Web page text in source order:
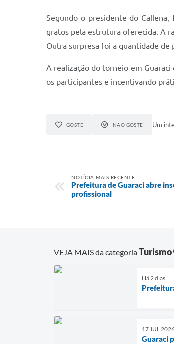
Segundo o presidente do
gratos pela estrutura oferecida. A
Outra surpresa foi a quantidade de
A realização do torneio em
os participantes e incentivando
GOSTEI NÃO GOSTEI Um
NOTÍCIA MAIS RECENTE
Prefeitura de Guaraci abre
profissional
VEJA MAIS da categoriaTurismo
Há 2 dias
17 JUL
Guaraci